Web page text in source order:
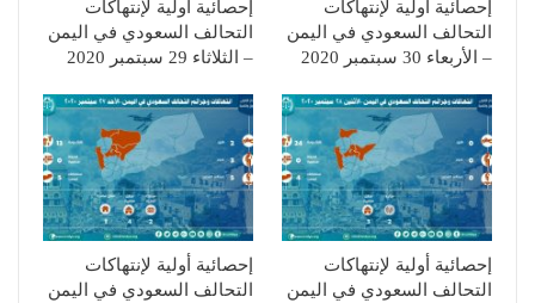
إحصائية أولية لإنتهاكات
التحالف السعودي في اليمن
– الأربعاء 30 سبتمبر 2020
إحصائية أولية لإنتهاكات
التحالف السعودي في اليمن
– الثلاثاء 29 سبتمبر 2020
إحصائية أولية لإنتهاكات
التحالف السعودي في اليمن
إحصائية أولية لإنتهاكات
التحالف السعودي في اليمن